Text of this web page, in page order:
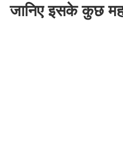
जानिए इसके कुछ